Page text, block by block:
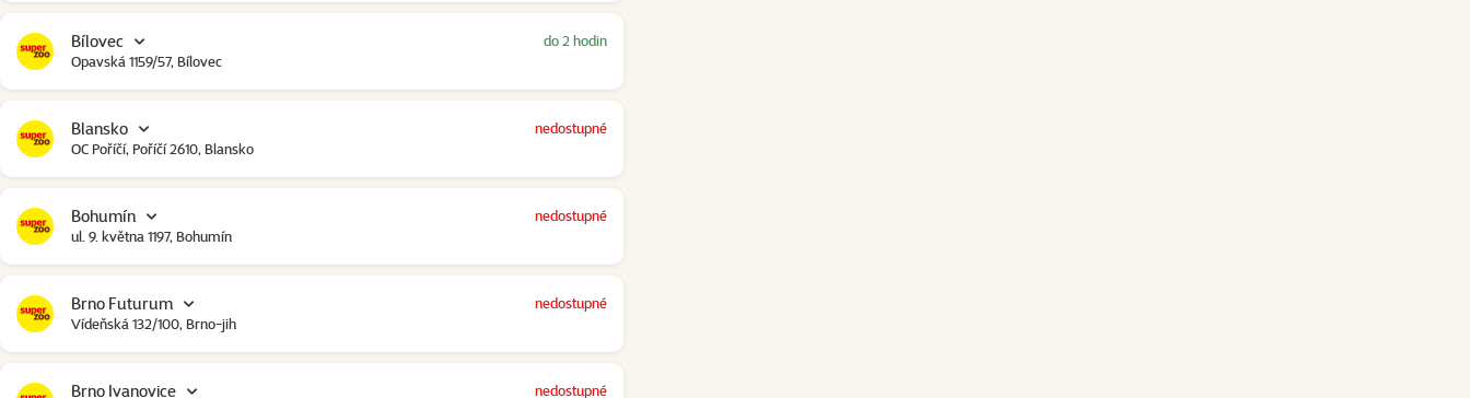
Bílovec
Opavská 1159/57, Bílovec
do 2 hodin
Blansko
OC Poříčí, Poříčí 2610, Blansko
nedostupné
Bohumín
ul. 9. května 1197, Bohumín
nedostupné
Brno Futurum
Vídeňská 132/100, Brno-jih
nedostupné
Brno Ivanovice nedostupné